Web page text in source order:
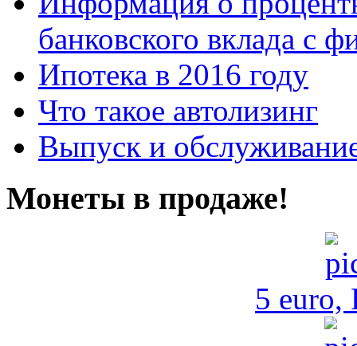
банковского вклада с
Ипотека в 2016 году
Что такое автолизинг
Выпуск и
Монеты в продаже!
5 euro,